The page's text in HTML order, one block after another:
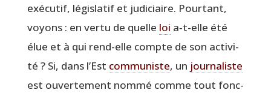
exé­cu­tif, légis­la­tif et judi­ciaire. Pour­tant,
voyons : en ver­tu de quelle loi a‑t-elle été
élue et à qui rend-elle compte de son acti­vi­
té ? Si, dans l’Est com­mu­niste, un jour­na­liste
est ouver­te­ment nom­mé comme tout fonc­